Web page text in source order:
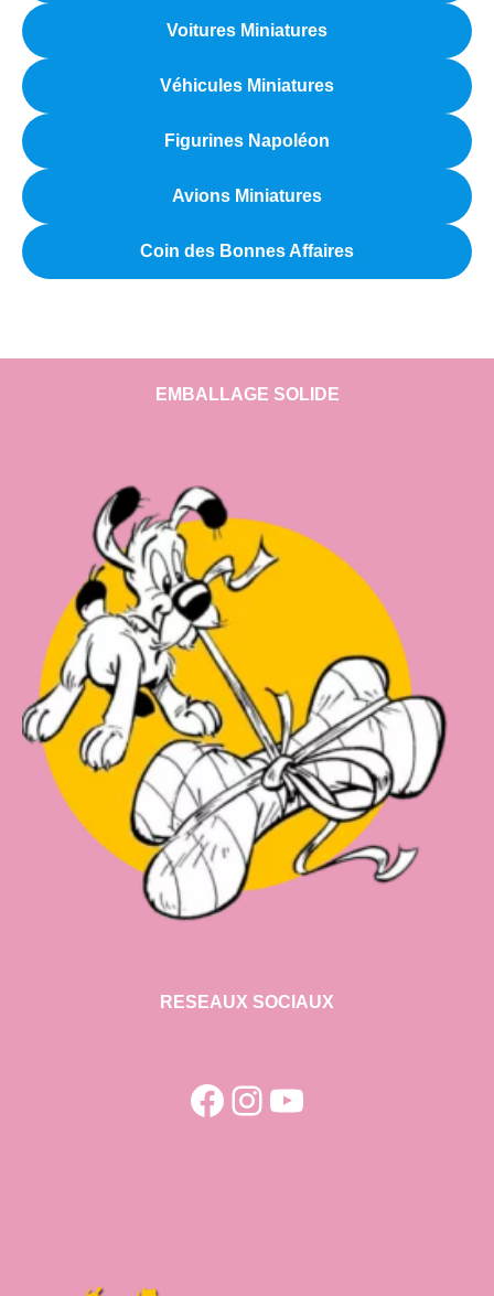
Voitures Miniatures
Véhicules Miniatures
Figurines Napoléon
Avions Miniatures
Coin des Bonnes Affaires
EMBALLAGE SOLIDE
RESEAUX SOCIAUX
Facebook
Instagram
YouTube